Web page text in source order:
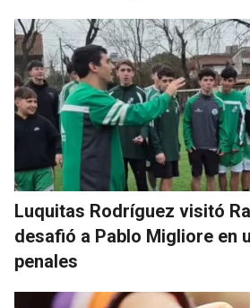
Luquitas Rodríguez visitó
desafió a Pablo Migliore en
penales